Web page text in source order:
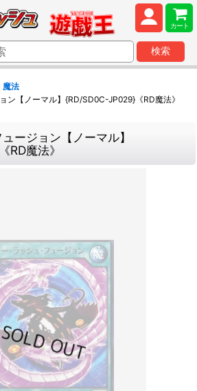
カート
検索
魔法
ン【ノーマル】{RD/SD0C-JP029}《RD魔法》
ージョン【ノーマル】
RD魔法》